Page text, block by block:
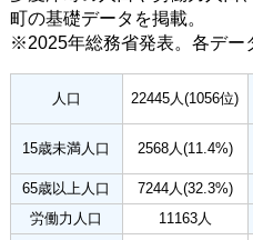
町の基礎データを掲載。
※2025年総務省発表。各デー
人口 22445人(1056位)
15歳未満人口 2568人(11.4%)
65歳以上人口
7244人(32.3%)
労働力人口
11163人